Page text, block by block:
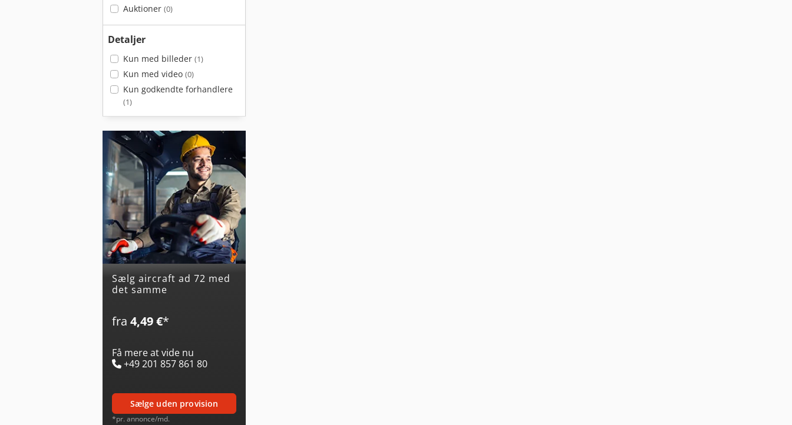
Auktioner (0)
Detaljer
Kun med billeder (1)
Kun med video (0)
Kun godkendte forhandlere
(1)
Sælg aircraft ad 72 med
det samme
fra 4,49 €*
Få mere at vide nu
+49 201 857 861 80
sælge uden provision
*pr. annonce/md.